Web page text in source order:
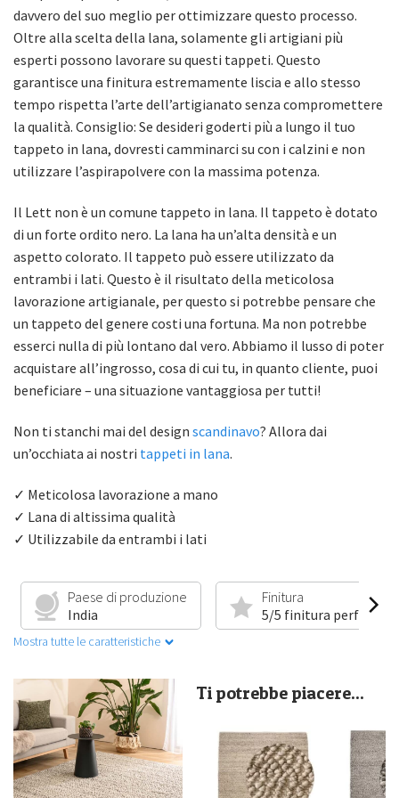
davvero del suo meglio per ottimizzare questo processo.
Oltre alla scelta della lana, solamente gli artigiani più
esperti possono lavorare su questi tappeti. Questo
garantisce una finitura estremamente liscia e allo stesso
tempo rispetta l’arte dell’artigianato senza compromettere
la qualità. Consiglio: Se desideri goderti più a lungo il tuo
tappeto in lana, dovresti camminarci su con i calzini e non
utilizzare l’aspirapolvere con la massima potenza.
Il Lett non è un comune tappeto in lana. Il tappeto è dotato
di un forte ordito nero. La lana ha un’alta densità e un
aspetto colorato. Il tappeto può essere utilizzato da
entrambi i lati. Questo è il risultato della meticolosa
lavorazione artigianale, per questo si potrebbe pensare che
un tappeto del genere costi una fortuna. Ma non potrebbe
esserci nulla di più lontano dal vero. Abbiamo il lusso di poter
acquistare all’ingrosso, cosa di cui tu, in quanto cliente, puoi
beneficiare – una situazione vantaggiosa per tutti!
Non ti stanchi mai del design scandinavo? Allora dai
un’occhiata ai nostri tappeti in lana.
✓ Meticolosa lavorazione a mano
✓ Lana di altissima qualità
✓ Utilizzabile da entrambi i lati
Paese di produzione
India
Finitura
5/5 finitura perfetta
Mostra tutte le caratteristiche
Ti potrebbe piacere...